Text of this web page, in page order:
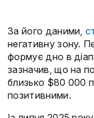
За його даними,
негативну зону.
формує дно в
зазначив, що на
близько $80 000
позитивними.